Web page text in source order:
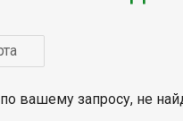
вашему запросу, не